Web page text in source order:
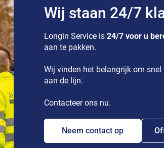
Wij staan 24/7
Longin Service is24/7 voor u
aan te pakken.
Wij vinden het belangrijk om
aan de lijn.
Contacteer ons nu.
Neem contact op